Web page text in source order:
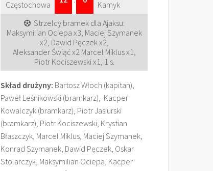
Częstochowa
Kamyk
Strzelcy bramek dla Ajaksu:
Maksymilian Ociepa x3, Maciej Szymanek
x2, Dawid Pęczek x2,
Aleksander Świąć x2 Marcel Miklus x1,
Piotr Kociszewski x1, 1 s.
Skład drużyny: Bartosz Włoch (kapitan),
Paweł Leśnikowski (bramkarz), Kacper
Kowalczyk (bramkarz), Piotr Jasiurski
(bramkarz), Piotr Kociszewski, Krystian
Błaszczyk, Marcel Miklus, Maciej Szymanek,
Konrad Szymanek, Dawid Pęczek, Oskar
Stolarczyk, Maksymilian Ociepa, Kacper